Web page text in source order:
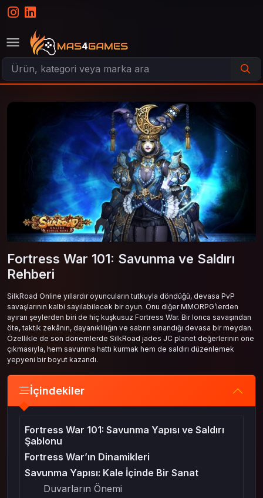
Fortress War 101: Savunma ve Saldırı
Rehberi
SilkRoad Online yıllardır oyuncuların tutkuyla döndüğü, devasa PvP
savaşlarının kalbi sayılabilecek bir oyun. Onu diğer MMORPG’lerden
ayıran şeylerden biri de hiç kuşkusuz Fortress War. Bir lonca savaşından
öte, taktik zekânın, dayanıklılığın ve sabrın sınandığı devasa bir meydan.
Özellikle de son dönemlerde SilkRoad jades JC planet değerlerinin öne
çıkmasıyla, hem savunma hattı kurmak hem de saldırı düzenlemek
yepyeni bir boyut kazandı.
İçindekiler
Fortress War 101: Savunma Yapısı ve Saldırı
Şablonu
Fortress War’ın Dinamikleri
Savunma Yapısı: Kale İçinde Bir Sanat
Duvarların Önemi